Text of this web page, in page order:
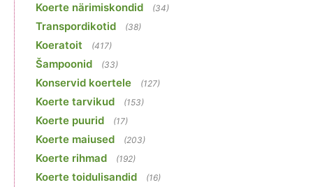
Koerte närimiskondid (34)
Transpordikotid (38)
Koeratoit (417)
Šampoonid (33)
Konservid koertele (127)
Koerte tarvikud (153)
Koerte puurid (17)
Koerte maiused (203)
Koerte rihmad (192)
Koerte toidulisandid (16)